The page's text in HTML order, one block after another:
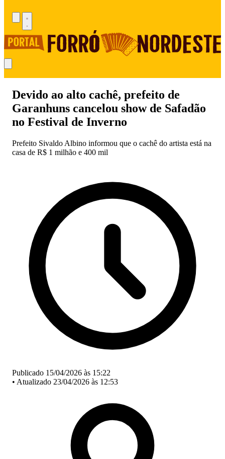
Devido ao alto cachê, prefeito de
Garanhuns cancelou show de Safadão
no Festival de Inverno
Prefeito Sivaldo Albino informou que o cachê do artista está na
casa de R$ 1 milhão e 400 mil
Publicado 15/04/2026 às 15:22
• Atualizado 23/04/2026 às 12:53